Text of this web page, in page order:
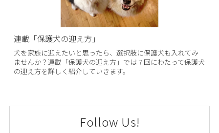
連載「保護犬の迎え方」
犬を家族に迎えたいと思ったら、選択肢に保護犬も入れてみ
ませんか？連載「保護犬の迎え方」では７回にわたって保護犬
の迎え方を詳しく紹介していきます。
Follow Us!